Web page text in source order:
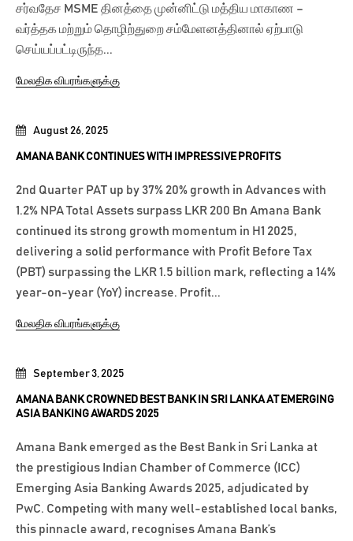
September 3, 2025
AMANA BANK CROWNED BEST BANK IN SRI LANKA AT EMERGING
ASIA BANKING AWARDS 2025
Amana Bank emerged as the Best Bank in Sri Lanka at
the prestigious Indian Chamber of Commerce (ICC)
Emerging Asia Banking Awards 2025, adjudicated by
PwC. Competing with many well-established local banks,
this pinnacle award, recognises Amana Bank’s
August 26, 2025
AMANA BANK CONTINUES WITH IMPRESSIVE PROFITS
2nd Quarter PAT up by 37% 20% growth in Advances with
1.2% NPA Total Assets surpass LKR 200 Bn Amana Bank
continued its strong growth momentum in H1 2025,
delivering a solid performance with Profit Before Tax
(PBT) surpassing the LKR 1.5 billion mark, reflecting a 14%
year-on-year (YoY) increase. Profit...
மேலதிக விபரங்களுக்கு
சர்வதேச MSME தினத்தை முன்னிட்டு மத்திய மாகாண –
வர்த்தக மற்றும் தொழிற்துறை சம்மேளனத்தினால் ஏற்பாடு
செய்யப்பட்டிருந்த...
மேலதிக விபரங்களுக்கு